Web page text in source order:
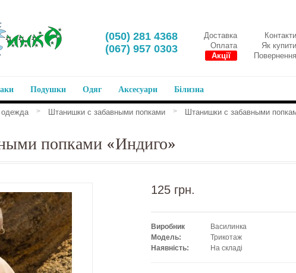
Контакти
Доставка
Як купити
Оплата
Повернення
Акції
‎(050) 281 4368
‎(067) 957 0303
Подушки Одяг Аксесуари Білизна
одежда > Штанишки с забавными попками > Штанишки с забавными
попками «Индиго»
125 грн.
Виробник
Василинка
Модель:
Трикотаж
Наявність:
На складі